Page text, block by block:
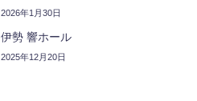
2026年1月30日
伊勢 響ホール
2025年12月20日